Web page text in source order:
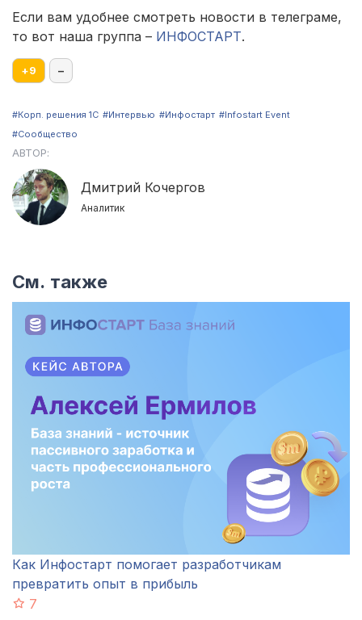
Если вам удобнее смотреть новости в телеграме,
то вот наша группа – ИНФОСТАРТ.
+9 –
#Корп. решения 1С #Интервью #Инфостарт #Infostart Event
#Сообщество
АВТОР:
Дмитрий Кочергов
Аналитик
См. также
Как Инфостарт помогает разработчикам
превратить опыт в прибыль
7